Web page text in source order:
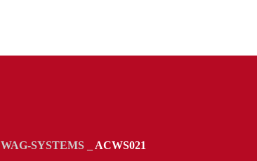
WAG-SYSTEMS ACWS021